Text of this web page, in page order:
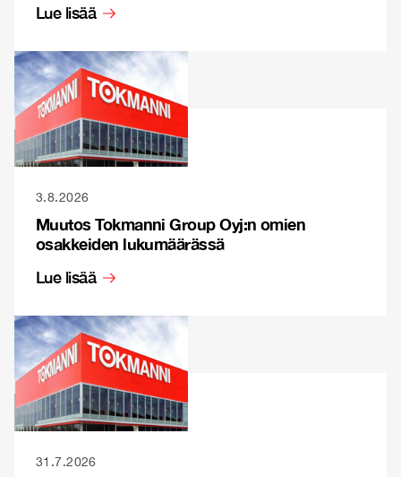
Lue lisää
3.8.2026
Muutos Tokmanni Group Oyj:n omien
osakkeiden lukumäärässä
Lue lisää
31.7.2026